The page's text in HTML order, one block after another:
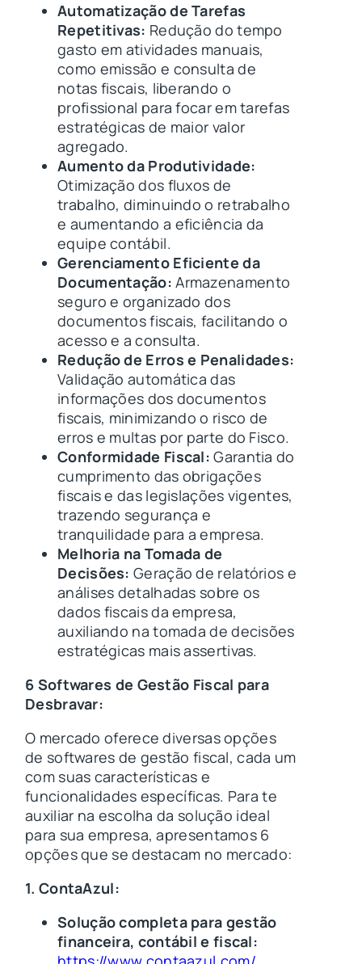
Automatização de Tarefas
Repetitivas: Redução do tempo
gasto em atividades manuais,
como emissão e consulta de
notas fiscais, liberando o
profissional para focar em tarefas
estratégicas de maior valor
agregado.
Aumento da Produtividade:
Otimização dos fluxos de
trabalho, diminuindo o retrabalho
e aumentando a eficiência da
equipe contábil.
Gerenciamento Eficiente da
Documentação: Armazenamento
seguro e organizado dos
documentos fiscais, facilitando o
acesso e a consulta.
Redução de Erros e Penalidades:
Validação automática das
informações dos documentos
fiscais, minimizando o risco de
erros e multas por parte do Fisco.
Conformidade Fiscal: Garantia do
cumprimento das obrigações
fiscais e das legislações vigentes,
trazendo segurança e
tranquilidade para a empresa.
Melhoria na Tomada de
Decisões: Geração de relatórios e
análises detalhadas sobre os
dados fiscais da empresa,
auxiliando na tomada de decisões
estratégicas mais assertivas.
6 Softwares de Gestão Fiscal para
Desbravar:
O mercado oferece diversas opções
de softwares de gestão fiscal, cada um
com suas características e
funcionalidades específicas. Para te
auxiliar na escolha da solução ideal
para sua empresa, apresentamos 6
opções que se destacam no mercado:
1. ContaAzul:
Solução completa para gestão
financeira, contábil e fiscal: